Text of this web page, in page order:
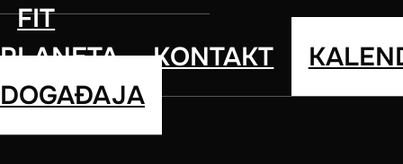
FIT
PLANETA
KONTAKT
DOGAĐAJA